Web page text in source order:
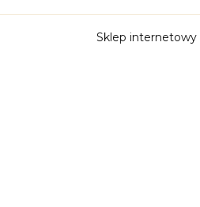
Sklep internetowy